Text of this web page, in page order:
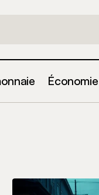
Économie